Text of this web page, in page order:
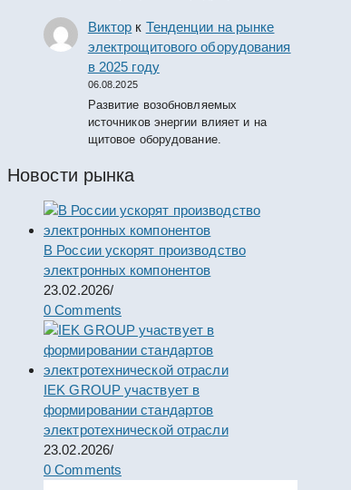
Виктор к Тенденции на рынке
электрощитового оборудования
в 2025 году
06.08.2025
Развитие возобновляемых
источников энергии влияет и на
щитовое оборудование.
Новости рынка
В России ускорят производство
электронных компонентов
23.02.2026/
0 Comments
IEK GROUP участвует в
формировании стандартов
электротехнической отрасли
23.02.2026/
0 Comments